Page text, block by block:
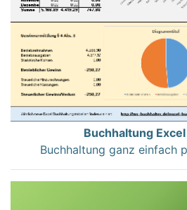
Buchhaltung
Buchhaltung ganz einfach